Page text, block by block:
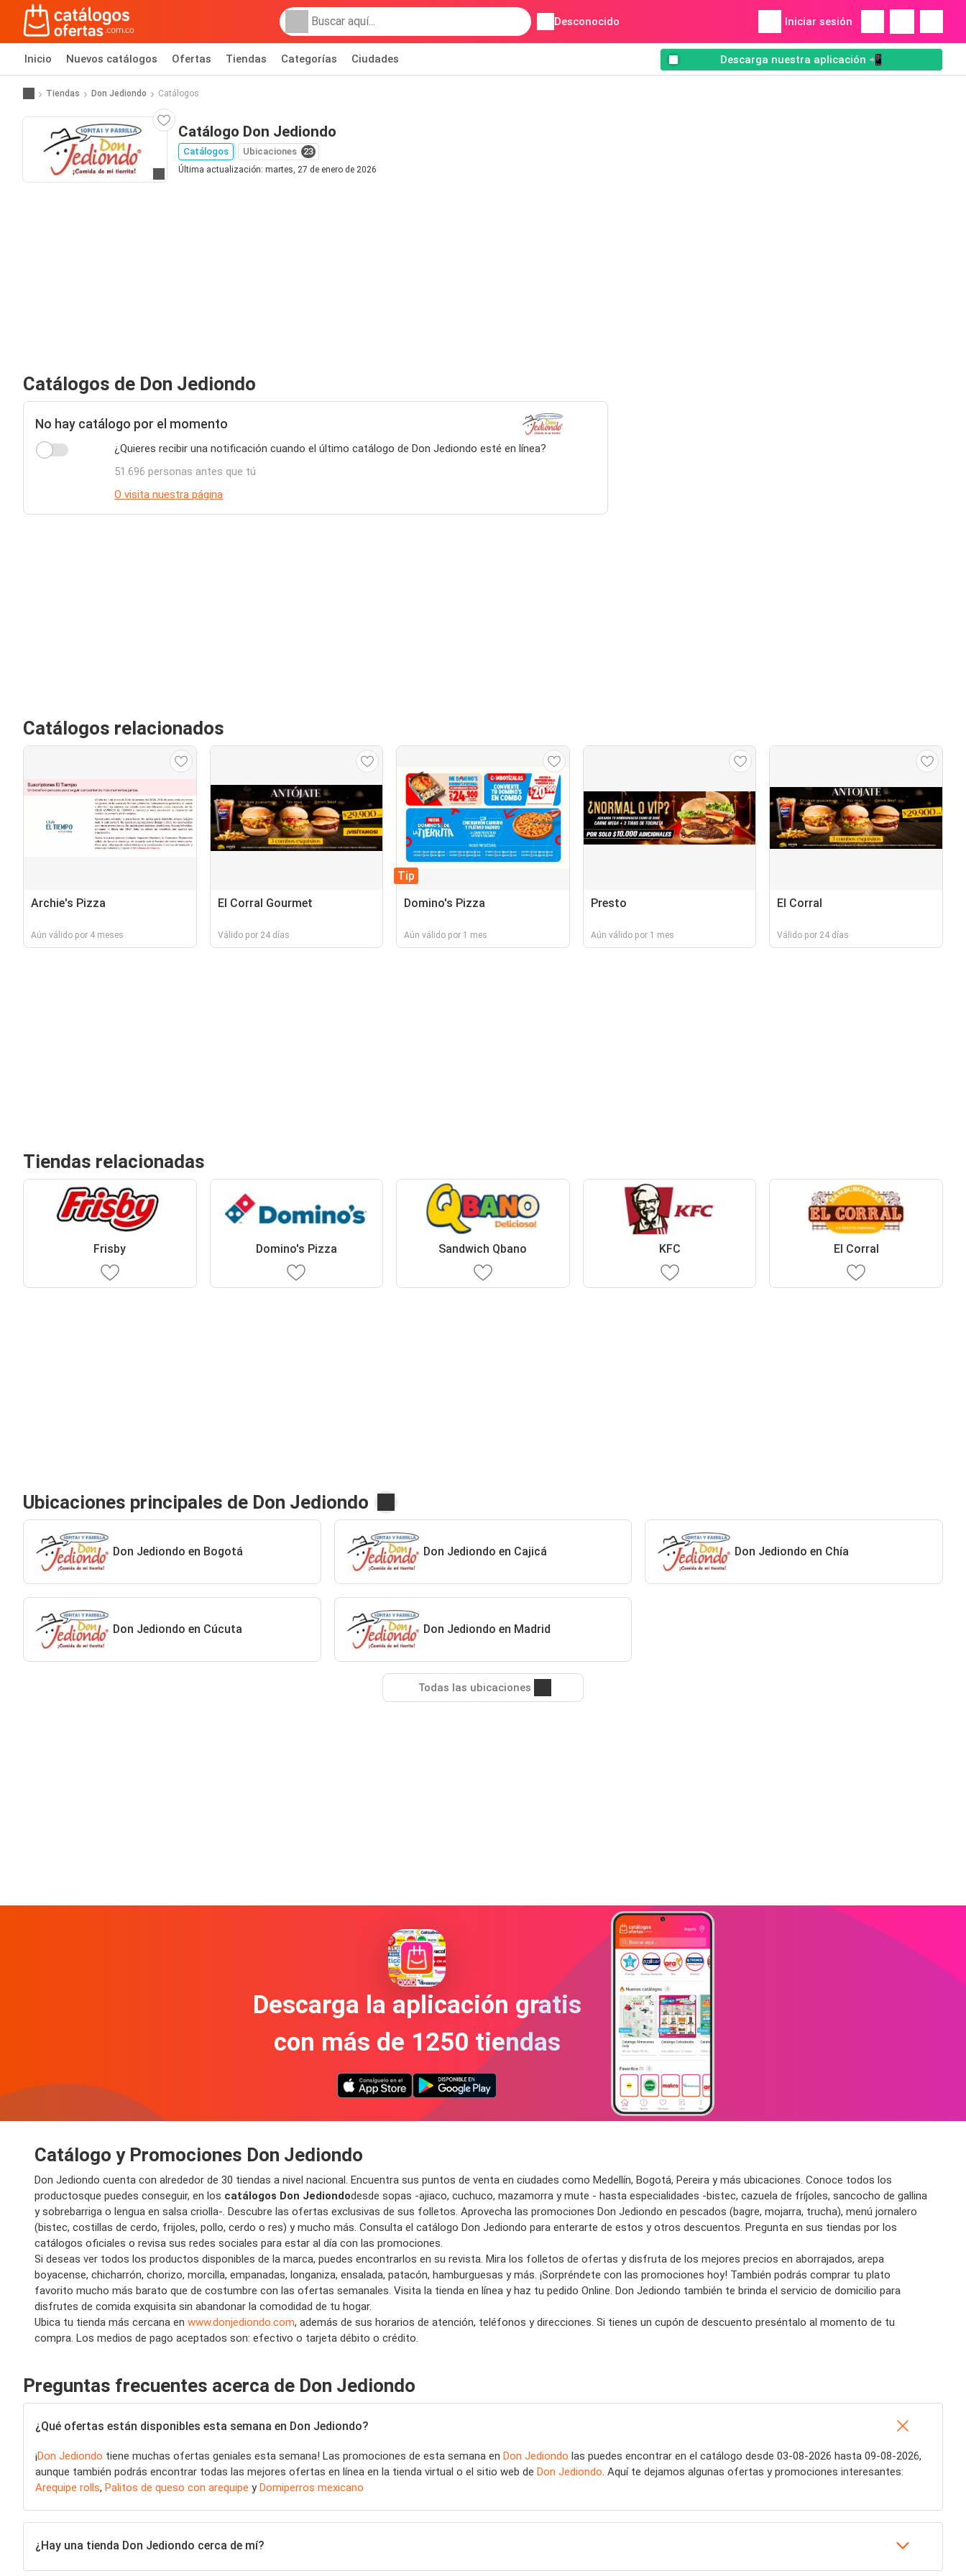
Desconocido Iniciar sesión
Inicio Nuevos catálogos Ofertas Tiendas Categorías Ciudades Descarga nuestra aplicación 📲
Tiendas Don Jediondo Catálogos
Ir al sitio
Catálogo Don Jediondo
Catálogos Ubicaciones 23
Última actualización: martes, 27 de enero de 2026
Catálogos de Don Jediondo
No hay catálogo por el momento
¿Quieres recibir una notificación cuando el último catálogo de Don Jediondo esté en línea?
51.696 personas antes que tú
O visita nuestra página
Catálogos relacionados
Archie's Pizza
Aún válido por 4 meses
El Corral Gourmet
Válido por 24 días
Tip
Domino's Pizza
Aún válido por 1 mes
Presto
Aún válido por 1 mes
El Corral
Válido por 24 días
Tiendas relacionadas
Frisby Domino's Pizza Sandwich Qbano KFC El Corral
Ubicaciones principales de Don Jediondo
Don Jediondo en Bogotá Don Jediondo en Cajicá Don Jediondo en Chía
Don Jediondo en Cúcuta Don Jediondo en Madrid
Todas las ubicaciones
Descarga la aplicación gratis
con más de 1250 tiendas
Catálogo y Promociones Don Jediondo
Don Jediondo cuenta con alrededor de 30 tiendas a nivel nacional. Encuentra sus puntos de venta en ciudades como Medellín, Bogotá, Pereira y más ubicaciones. Conoce todos los
productosque puedes conseguir, en los catálogos Don Jediondodesde sopas -ajiaco, cuchuco, mazamorra y mute - hasta especialidades -bistec, cazuela de fríjoles, sancocho de gallina
y sobrebarriga o lengua en salsa criolla-. Descubre las ofertas exclusivas de sus folletos. Aprovecha las promociones Don Jediondo en pescados (bagre, mojarra, trucha), menú jornalero
(bistec, costillas de cerdo, frijoles, pollo, cerdo o res) y mucho más. Consulta el catálogo Don Jediondo para enterarte de estos y otros descuentos. Pregunta en sus tiendas por los
catálogos oficiales o revisa sus redes sociales para estar al día con las promociones.
Si deseas ver todos los productos disponibles de la marca, puedes encontrarlos en su revista. Mira los folletos de ofertas y disfruta de los mejores precios en aborrajados, arepa
boyacense, chicharrón, chorizo, morcilla, empanadas, longaniza, ensalada, patacón, hamburguesas y más. ¡Sorpréndete con las promociones hoy! También podrás comprar tu plato
favorito mucho más barato que de costumbre con las ofertas semanales. Visita la tienda en línea y haz tu pedido Online. Don Jediondo también te brinda el servicio de domicilio para
disfrutes de comida exquisita sin abandonar la comodidad de tu hogar.
Ubica tu tienda más cercana en www.donjediondo.com, además de sus horarios de atención, teléfonos y direcciones. Si tienes un cupón de descuento preséntalo al momento de tu
compra. Los medios de pago aceptados son: efectivo o tarjeta débito o crédito.
Preguntas frecuentes acerca de Don Jediondo
¿Qué ofertas están disponibles esta semana en Don Jediondo?
¡Don Jediondo tiene muchas ofertas geniales esta semana! Las promociones de esta semana en Don Jediondo las puedes encontrar en el catálogo desde 03-08-2026 hasta 09-08-2026,
aunque también podrás encontrar todas las mejores ofertas en línea en la tienda virtual o el sitio web de Don Jediondo. Aquí te dejamos algunas ofertas y promociones interesantes:
Arequipe rolls, Palitos de queso con arequipe yDomiperros mexicano
¿Hay una tienda Don Jediondo cerca de mí?